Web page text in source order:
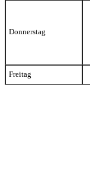
Donnerstag
Freitag